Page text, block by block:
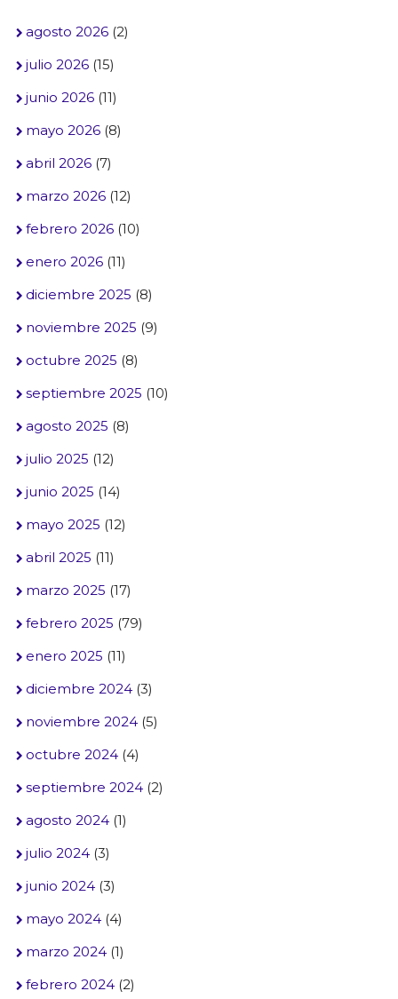
agosto 2026(2)
julio 2026(15)
junio 2026(11)
mayo 2026(8)
abril 2026(7)
marzo 2026(12)
febrero 2026(10)
enero 2026(11)
diciembre 2025 (8)
noviembre 2025 (9)
octubre 2025 (8)
septiembre 2025 (10)
agosto 2025 (8)
julio 2025 (12)
junio 2025 (14)
mayo 2025 (12)
abril 2025 (11)
marzo 2025 (17)
febrero 2025 (79)
enero 2025 (11)
diciembre 2024(3)
noviembre 2024(5)
octubre 2024(4)
septiembre 2024(2)
agosto 2024(1)
julio 2024(3)
junio 2024(3)
mayo 2024(4)
marzo 2024(1)
febrero 2024(2)